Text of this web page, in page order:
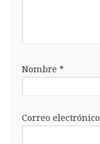
Nombre *
Correo electrónico